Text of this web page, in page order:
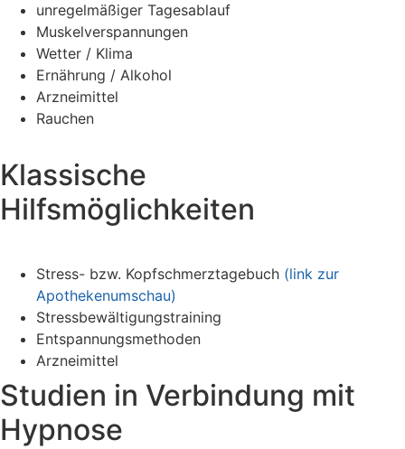
unregelmäßiger Tagesablauf
Muskelverspannungen
Wetter / Klima
Ernährung / Alkohol
Arzneimittel
Rauchen
Klassische
Hilfsmöglichkeiten
Stress- bzw. Kopfschmerztagebuch (link zur
Apothekenumschau)
Stressbewältigungstraining
Entspannungsmethoden
Arzneimittel
Studien in Verbindung mit
Hypnose